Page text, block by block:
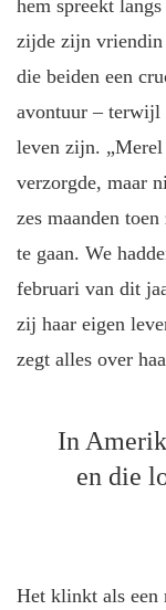
hem spreekt
zijde zijn vriendin
die beiden een
avontuur – terwijl
leven zijn. „Merel
verzorgde, maar
zes maanden
te gaan. We
februari van dit
zij haar eigen
zegt alles over
In
en die
Het klinkt als een